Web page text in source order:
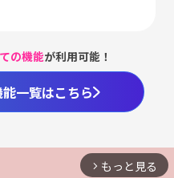
の機能が利用可能！
一覧はこちら
arrow_forward_ios もっと見る